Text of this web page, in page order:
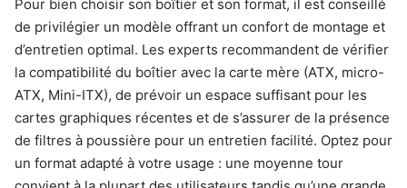
Pour bien choisir son boîtier et son format, il est conseillé
de privilégier un modèle offrant un confort de montage et
d’entretien optimal. Les experts recommandent de vérifier
la compatibilité du boîtier avec la carte mère (ATX, micro-
ATX, Mini-ITX), de prévoir un espace suffisant pour les
cartes graphiques récentes et de s’assurer de la présence
de filtres à poussière pour un entretien facilité. Optez pour
un format adapté à votre usage : une moyenne tour